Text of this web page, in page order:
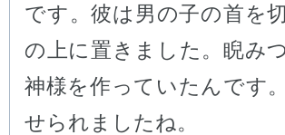
です。彼は男の子の首を
の上に置きました。睨み
神様を作っていたんです
せられましたね。